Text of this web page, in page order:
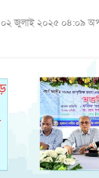
০২ জুলাই ২০২৫ ০৪:০৯